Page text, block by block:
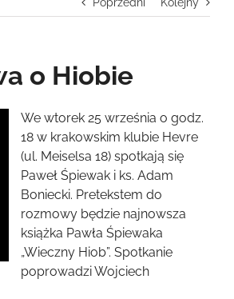
o Hiobie
We wtorek 25 września o godz.
18 w krakowskim klubie Hevre
(ul. Meiselsa 18) spotkają się
Paweł Śpiewak i ks. Adam
Boniecki. Pretekstem do
rozmowy będzie najnowsza
książka Pawła Śpiewaka
„Wieczny Hiob”. Spotkanie
poprowadzi Wojciech